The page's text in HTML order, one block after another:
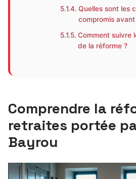
Quelles sont les
compromis
Comment suivre
de la réforme ?
Comprendre la
retraites portée
Bayrou